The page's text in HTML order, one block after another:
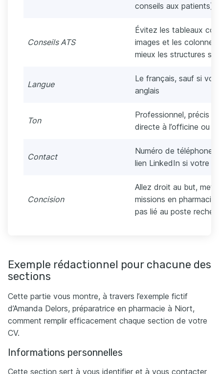
conseils aux patients)
Conseils ATS
Évitez les tableaux
images et les
mieux les structures
Langue
Le français, sauf si
anglais
Ton
Professionnel, précis
directe à l’officine ou
Contact
Numéro de téléphone,
lien LinkedIn si votre
Concision
Allez droit au but,
missions en
pas lié au poste
Exemple rédactionnel pour chacune des
sections
Cette partie vous montre, à travers l’exemple fictif
d’Amanda Delors, préparatrice en pharmacie à Niort,
comment remplir efficacement chaque section de votre
CV.
Informations personnelles
Cette section sert à vous identifier et à vous contacter